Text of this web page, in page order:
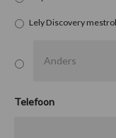
Lely Discovery
Telefoon